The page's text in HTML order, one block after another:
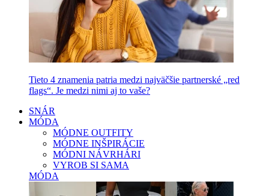
Tieto 4 znamenia patria medzi najväčšie partnerské „red
flags“. Je medzi nimi aj to vaše?
SNÁR
MÓDA
MÓDNE OUTFITY
MÓDNE INŠPIRÁCIE
MÓDNI NÁVRHÁRI
VYROB SI SAMA
MÓDA